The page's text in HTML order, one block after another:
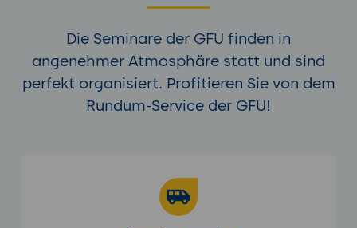
Die Seminare der GFU finden in
angenehmer Atmosphäre statt und sind
perfekt organisiert. Profitieren Sie von dem
Rundum-Service der GFU!